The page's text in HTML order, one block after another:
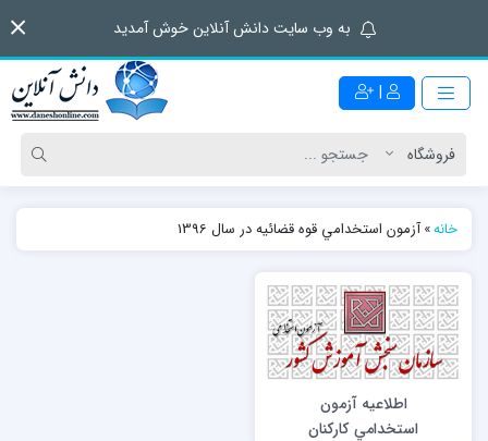
به وب سایت دانش آنلاین خوش آمدید
|
خانه»آزمون استخدامي قوه قضائيه در سال 1396
اطلاعيه آزمون
استخدامي كاركنان